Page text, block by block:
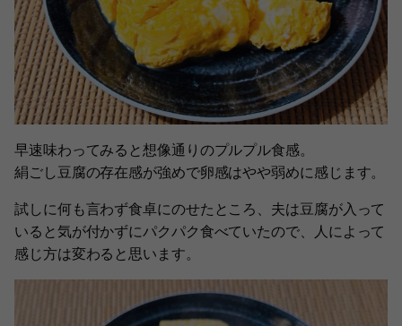
早速味わってみると想像通りのプルプル食感。
絹ごし豆腐の存在感が強めで卵感はやや弱めに感じます。
試しに何も言わず食卓にのせたところ、夫は豆腐が入って
いると気が付かずにパクパク食べていたので、人によって
感じ方は変わると思います。